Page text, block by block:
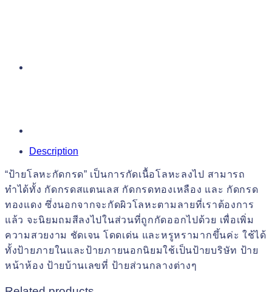
Description
“ป้ายโลหะกัดกรด” เป็นการกัดเนื้อโลหะลงไป สามารถ
ทำได้ทั้ง กัดกรดสแตนเลส กัดกรดทองเหลือง และ กัดกรด
ทองแดง ซึ่งนอกจากจะกัดผิวโลหะตามลายที่เราต้องการ
แล้ว จะนิยมถมสีลงไปในส่วนที่ถูกกัดออกไปด้วย เพื่อเพิ่ม
ความสวยงาม ชัดเจน โดดเด่น และหรูหรามากขึ้นค่ะ ใช้ได้
ทั้งป้ายภายในและป้ายภายนอกนิยมใช้เป็นป้ายบริษัท ป้าย
หน้าห้อง ป้ายบ้านเลขที่ ป้ายส่วนกลางต่างๆ